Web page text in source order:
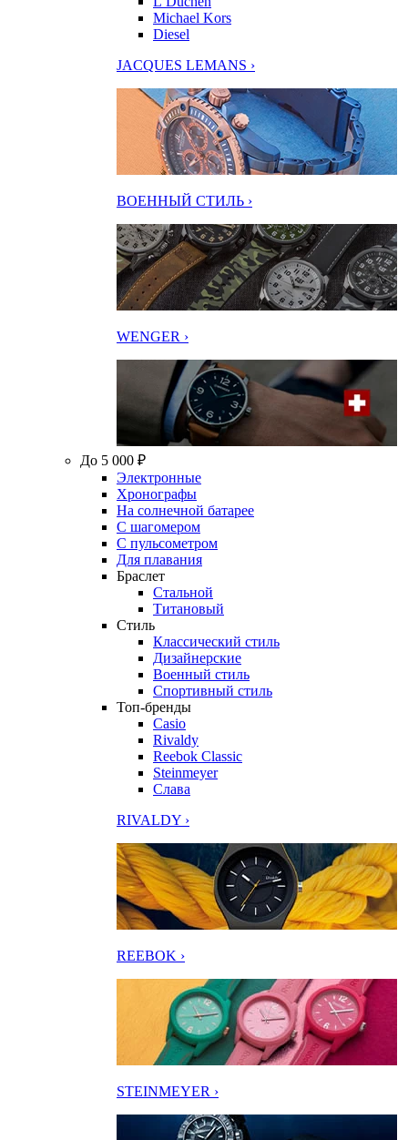
Michael Kors
Diesel
JACQUES LEMANS ›
ВОЕННЫЙ СТИЛЬ ›
WENGER ›
До 5 000 ₽
Электронные
Хронографы
На солнечной батарее
С шагомером
С пульсометром
Для плавания
Браслет
Стальной
Титановый
Стиль
Классический стиль
Дизайнерские
Военный стиль
Спортивный стиль
Топ-бренды
Casio
Rivaldy
Reebok Classic
Steinmeyer
Слава
RIVALDY ›
REEBOK ›
STEINMEYER ›